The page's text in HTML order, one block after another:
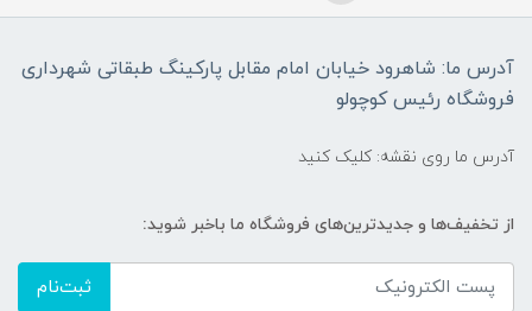
آدرس ما: شاهرود خیابان امام مقابل پارکینگ طبقاتی شهرداری
فروشگاه رئیس کوچولو
آدرس ما روی نقشه: کلیک کنید
از تخفیف‌ها و جدیدترین‌های فروشگاه ما باخبر شوید:
ثبت‌نام